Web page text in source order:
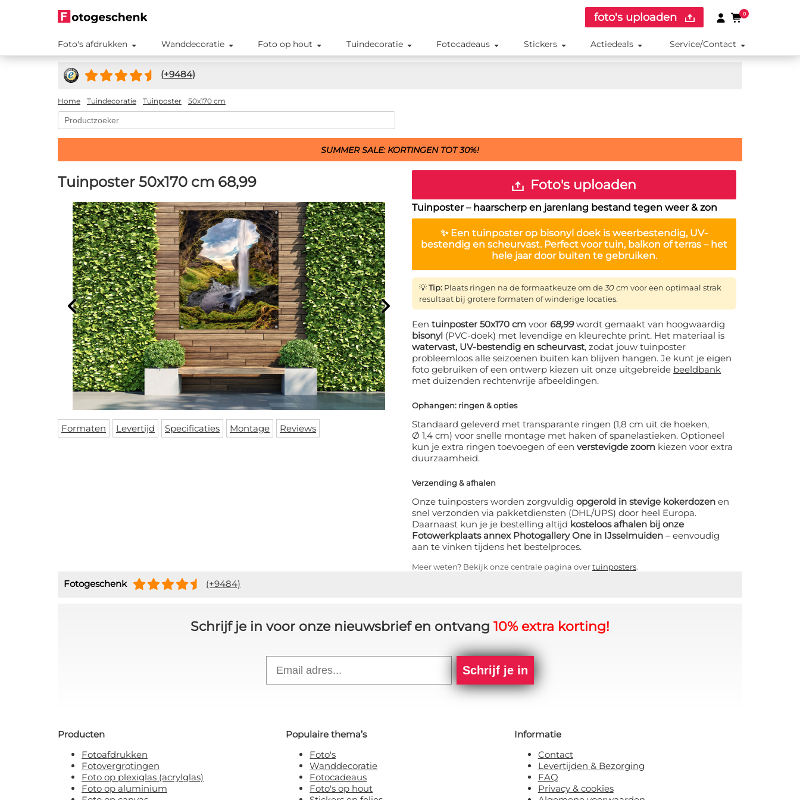
foto's uploaden 0
Foto's afdrukken Wanddecoratie Foto op hout Tuindecoratie Fotocadeaus Stickers Actiedeals Service/Contact
(+9484)
Home Tuindecoratie Tuinposter 50x170 cm
SUMMER SALE: KORTINGEN TOT 30%!
Tuinposter 50x170 cm 68,99
Formaten Levertijd Specificaties Montage Reviews
Foto's uploaden
Tuinposter – haarscherp en jarenlang bestand tegen weer & zon
✨ Een tuinposterop bisonyl doek is weerbestendig, UV-
bestendig en scheurvast. Perfect voor tuin, balkon of terras – het
hele jaar door buiten te gebruiken.
💡Tip: Plaats ringen na de formaatkeuze om de30 cm voor een optimaal strak
resultaat bij grotere formaten of winderige locaties.
Een tuinposter 50x170 cm voor 68,99wordt gemaakt van hoogwaardig
bisonyl (PVC-doek) met levendige en kleurechte print. Het materiaal is
watervast, UV-bestendig en scheurvast, zodat jouw tuinposter
probleemloos alle seizoenen buiten kan blijven hangen. Je kunt je eigen
foto gebruiken of een ontwerp kiezen uit onze uitgebreide beeldbank
met duizenden rechtenvrije afbeeldingen.
Ophangen: ringen & opties
Standaard geleverd met transparante ringen (1,8 cm uit de hoeken,
Ø 1,4 cm) voor snelle montage met haken of spanelastieken. Optioneel
kun je extra ringen toevoegen of een verstevigde zoom kiezen voor extra
duurzaamheid.
Verzending & afhalen
Onze tuinposters worden zorgvuldig opgerold in stevige kokerdozen en
snel verzonden via pakketdiensten (DHL/UPS) door heel Europa.
Daarnaast kun je je bestelling altijd kosteloos afhalen bij onze
Fotowerkplaats annex Photogallery One in IJsselmuiden – eenvoudig
aan te vinken tijdens het bestelproces.
Meer weten? Bekijk onze centrale pagina overtuinposters.
Fotogeschenk (+9484)
Schrijf je in voor onze nieuwsbrief en ontvang 10% extra korting!
Schrijf je in
Producten
Fotoafdrukken
Fotovergrotingen
Foto op plexiglas (acrylglas)
Foto op aluminium
Populaire thema’s
Foto's
Wanddecoratie
Fotocadeaus
Foto's op hout
Informatie
Contact
Levertijden & Bezorging
FAQ
Privacy & cookies